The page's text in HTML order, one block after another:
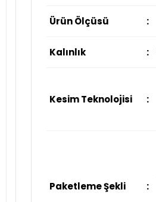
Ürün Ölçüsü :
Kalınlık :
Kesim Teknolojisi :
Paketleme Şekli :